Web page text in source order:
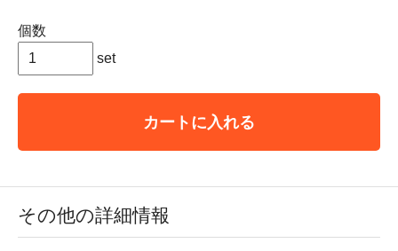
個数
set
カートに入れる
その他の詳細情報